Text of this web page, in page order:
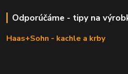
Odporúčáme - tipy na
Haas+Sohn - kachle a krby